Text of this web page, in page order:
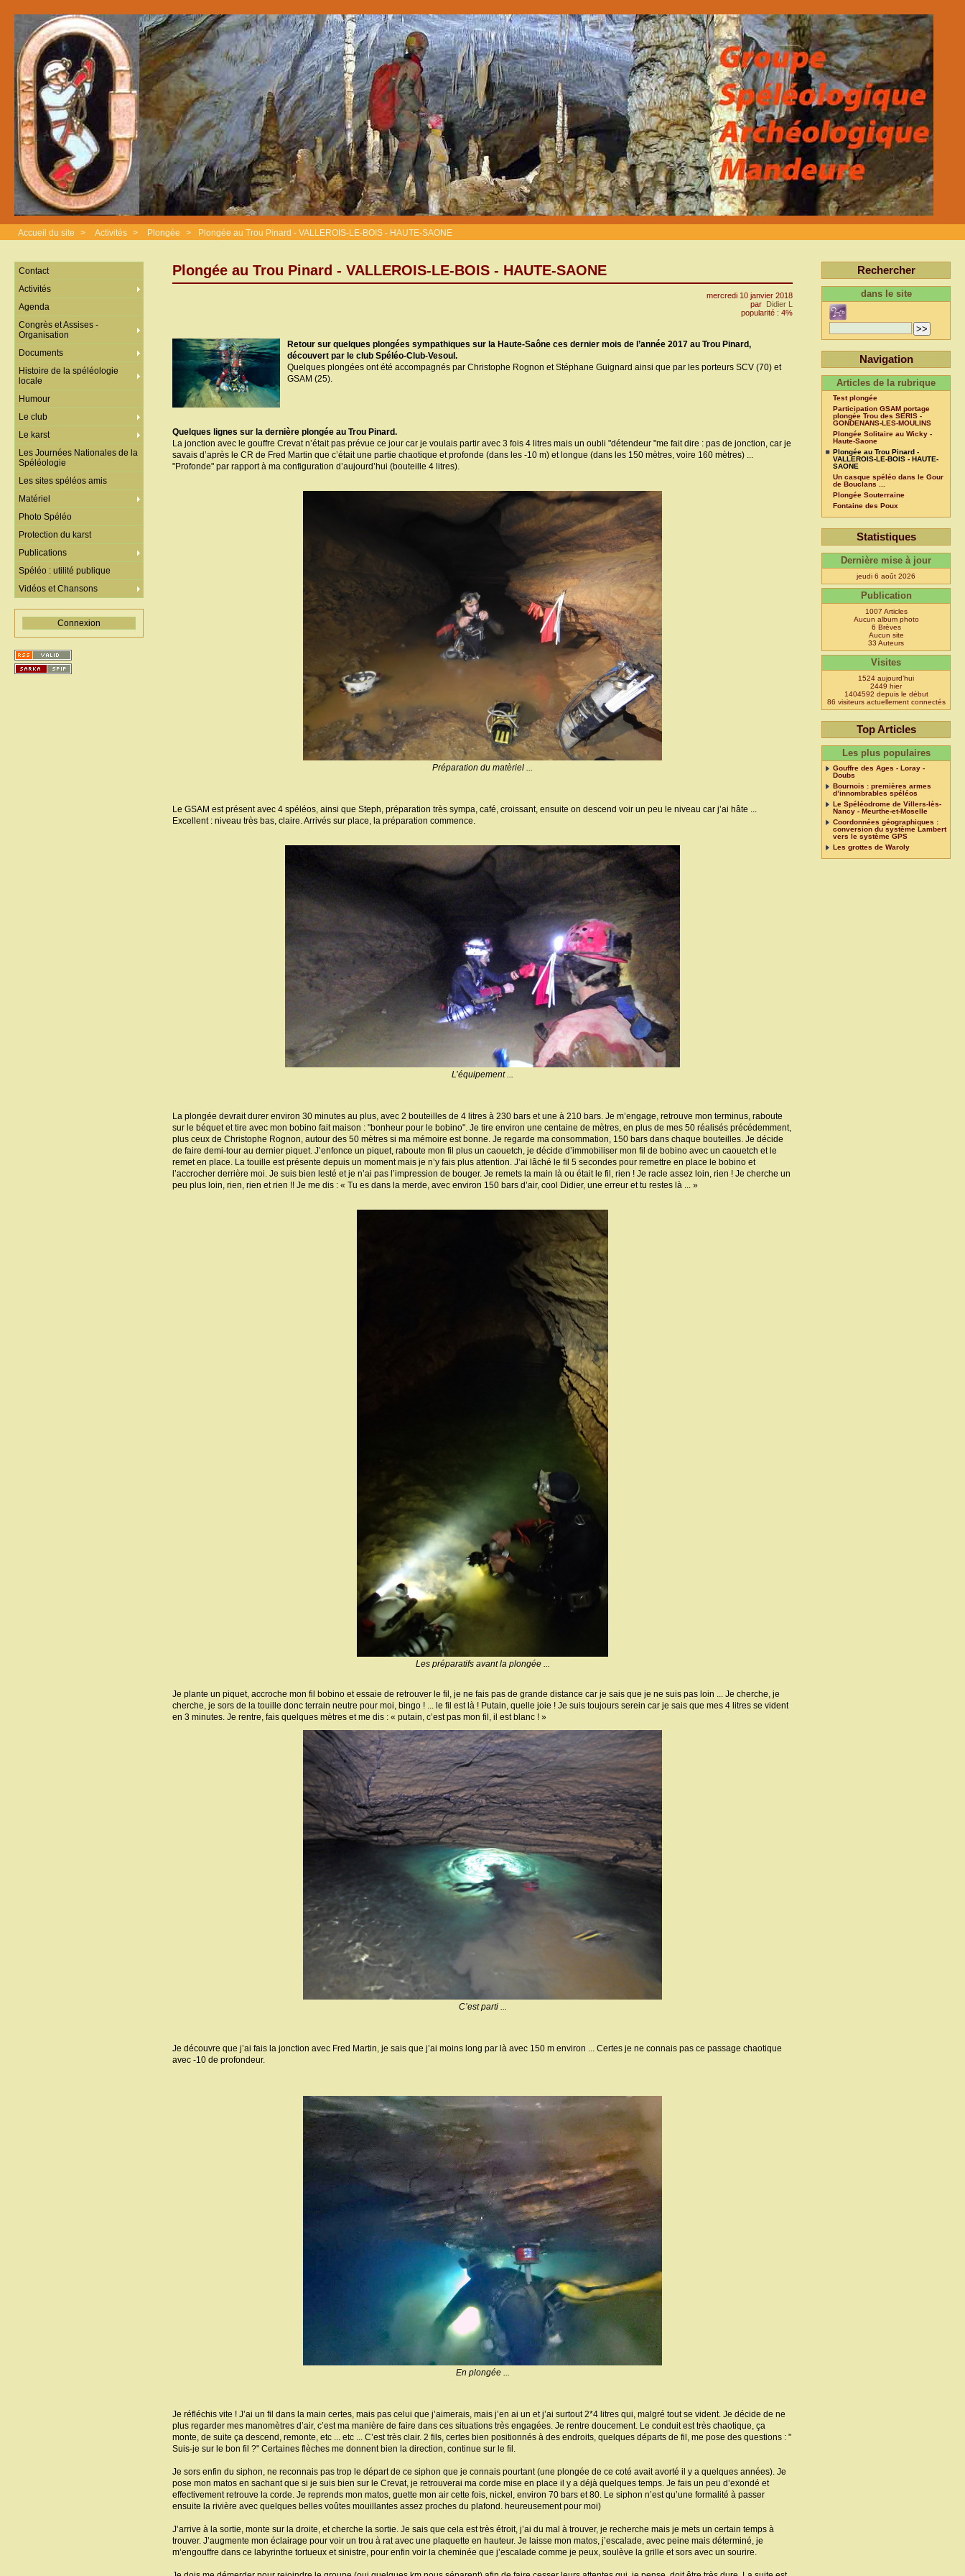
Accueil du site > Activités > Plongée > Plongée au Trou Pinard - VALLEROIS-LE-BOIS - HAUTE-SAONE
Plongée au Trou Pinard - VALLEROIS-LE-BOIS - HAUTE-SAONE
mercredi 10 janvier 2018
par Didier L
popularité : 4%
Retour sur quelques plongées sympathiques sur la Haute-Saône ces dernier mois de l’année 2017 au Trou Pinard,
découvert par le club Spéléo-Club-Vesoul.
Quelques plongées ont été accompagnés par Christophe Rognon et Stéphane Guignard ainsi que par les porteurs SCV (70) et
GSAM (25).
Quelques lignes sur la dernière plongée au Trou Pinard.
La jonction avec le gouffre Crevat n’était pas prévue ce jour car je voulais partir avec 3 fois 4 litres mais un oubli "détendeur "me fait dire : pas de jonction, car je
savais d’après le CR de Fred Martin que c’était une partie chaotique et profonde (dans les -10 m) et longue (dans les 150 mètres, voire 160 mètres) ...
"Profonde" par rapport à ma configuration d’aujourd’hui (bouteille 4 litres).
Préparation du matèriel ...
Le GSAM est présent avec 4 spéléos, ainsi que Steph, préparation très sympa, café, croissant, ensuite on descend voir un peu le niveau car j’ai hâte ...
Excellent : niveau très bas, claire. Arrivés sur place, la préparation commence.
L’équipement ...
La plongée devrait durer environ 30 minutes au plus, avec 2 bouteilles de 4 litres à 230 bars et une à 210 bars. Je m’engage, retrouve mon terminus, raboute
sur le béquet et tire avec mon bobino fait maison : "bonheur pour le bobino". Je tire environ une centaine de mètres, en plus de mes 50 réalisés précédemment,
plus ceux de Christophe Rognon, autour des 50 mètres si ma mémoire est bonne. Je regarde ma consommation, 150 bars dans chaque bouteilles. Je décide
de faire demi-tour au dernier piquet. J’enfonce un piquet, raboute mon fil plus un caouetch, je décide d’immobiliser mon fil de bobino avec un caouetch et le
remet en place. La touille est présente depuis un moment mais je n’y fais plus attention. J’ai lâché le fil 5 secondes pour remettre en place le bobino et
l’accrocher derrière moi. Je suis bien lesté et je n’ai pas l’impression de bouger. Je remets la main là ou était le fil, rien ! Je racle assez loin, rien ! Je cherche un
peu plus loin, rien, rien et rien !! Je me dis : « Tu es dans la merde, avec environ 150 bars d’air, cool Didier, une erreur et tu restes là ... »
Les préparatifs avant la plongée ...
Je plante un piquet, accroche mon fil bobino et essaie de retrouver le fil, je ne fais pas de grande distance car je sais que je ne suis pas loin ... Je cherche, je
cherche, je sors de la touille donc terrain neutre pour moi, bingo ! ... le fil est là ! Putain, quelle joie ! Je suis toujours serein car je sais que mes 4 litres se vident
en 3 minutes. Je rentre, fais quelques mètres et me dis : « putain, c’est pas mon fil, il est blanc ! »
C’est parti ...
Je découvre que j’ai fais la jonction avec Fred Martin, je sais que j’ai moins long par là avec 150 m environ ... Certes je ne connais pas ce passage chaotique
avec -10 de profondeur.
En plongée ...
Je réfléchis vite ! J’ai un fil dans la main certes, mais pas celui que j’aimerais, mais j’en ai un et j’ai surtout 2*4 litres qui, malgré tout se vident. Je décide de ne
plus regarder mes manomètres d’air, c’est ma manière de faire dans ces situations très engagées. Je rentre doucement. Le conduit est très chaotique, ça
monte, de suite ça descend, remonte, etc ... etc ... C’est très clair. 2 fils, certes bien positionnés à des endroits, quelques départs de fil, me pose des questions : "
Suis-je sur le bon fil ?" Certaines flèches me donnent bien la direction, continue sur le fil.
Je sors enfin du siphon, ne reconnais pas trop le départ de ce siphon que je connais pourtant (une plongée de ce coté avait avorté il y a quelques années). Je
pose mon matos en sachant que si je suis bien sur le Crevat, je retrouverai ma corde mise en place il y a déjà quelques temps. Je fais un peu d’exondé et
effectivement retrouve la corde. Je reprends mon matos, guette mon air cette fois, nickel, environ 70 bars et 80. Le siphon n’est qu’une formalité à passer
ensuite la rivière avec quelques belles voûtes mouillantes assez proches du plafond. heureusement pour moi)
J’arrive à la sortie, monte sur la droite, et cherche la sortie. Je sais que cela est très étroit, j’ai du mal à trouver, je recherche mais je mets un certain temps à
trouver. J’augmente mon éclairage pour voir un trou à rat avec une plaquette en hauteur. Je laisse mon matos, j’escalade, avec peine mais déterminé, je
m’engouffre dans ce labyrinthe tortueux et sinistre, pour enfin voir la cheminée que j’escalade comme je peux, soulève la grille et sors avec un sourire.
Contact
Activités
Agenda
Congrès et Assises -
Organisation
Documents
Histoire de la spéléologie
locale
Humour
Le club
Le karst
Les Journées Nationales de la
Spéléologie
Les sites spéléos amis
Matériel
Photo Spéléo
Protection du karst
Publications
Spéléo : utilité publique
Vidéos et Chansons
Connexion
Rechercher
dans le site
Navigation
Articles de la rubrique
Test plongée
Participation GSAM portage
plongée Trou des SERIS -
GONDENANS-LES-MOULINS
Plongée Solitaire au Wicky -
Haute-Saone
Plongée au Trou Pinard -
VALLEROIS-LE-BOIS - HAUTE-
SAONE
Un casque spéléo dans le Gour
de Bouclans ...
Plongée Souterraine
Fontaine des Poux
Statistiques
Dernière mise à jour
jeudi 6 août 2026
Publication
1007 Articles
Aucun album photo
6 Brèves
Aucun site
33 Auteurs
Visites
1524 aujourd’hui
2449 hier
1404592 depuis le début
86 visiteurs actuellement connectés
Top Articles
Les plus populaires
Gouffre des Ages - Loray -
Doubs
Bournois : premières armes
d’innombrables spéléos
Le Spéléodrome de Villers-lès-
Nancy - Meurthe-et-Moselle
Coordonnées géographiques :
conversion du système Lambert
vers le système GPS
Les grottes de Waroly